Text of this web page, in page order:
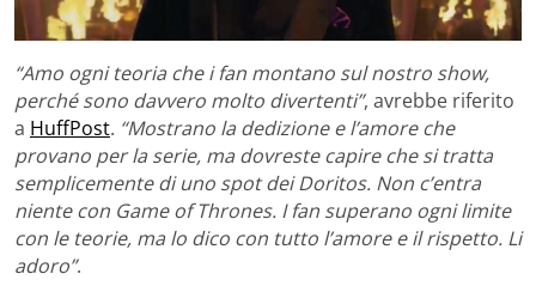
“Amo ogni teoria che i fan montano sul nostro show,
perché sono davvero molto divertenti”, avrebbe riferito
a HuffPost. “Mostrano la dedizione e l’amore che
provano per la serie, ma dovreste capire che si tratta
semplicemente di uno spot dei Doritos. Non c’entra
niente con Game of Thrones. I fan superano ogni limite
con le teorie, ma lo dico con tutto l’amore e il rispetto. Li
adoro”.